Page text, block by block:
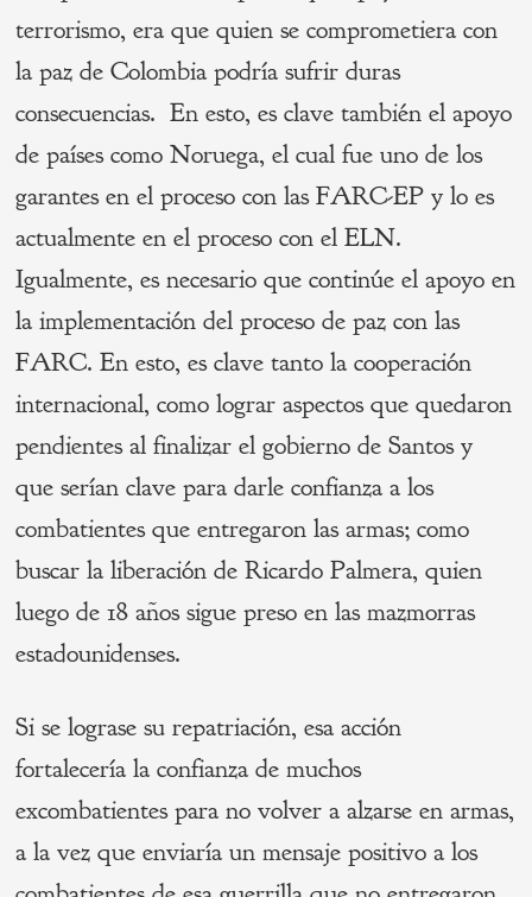
terrorismo, era que quien se comprometiera con
la paz de Colombia podría sufrir duras
consecuencias. En esto, es clave también el apoyo
de países como Noruega, el cual fue uno de los
garantes en el proceso con las FARC-EP y lo es
actualmente en el proceso con el ELN.
Igualmente, es necesario que continúe el apoyo en
la implementación del proceso de paz con las
FARC. En esto, es clave tanto la cooperación
internacional, como lograr aspectos que quedaron
pendientes al finalizar el gobierno de Santos y
que serían clave para darle confianza a los
combatientes que entregaron las armas; como
buscar la liberación de Ricardo Palmera, quien
luego de 18 años sigue preso en las mazmorras
estadounidenses.
Si se lograse su repatriación, esa acción
fortalecería la confianza de muchos
excombatientes para no volver a alzarse en armas,
a la vez que enviaría un mensaje positivo a los